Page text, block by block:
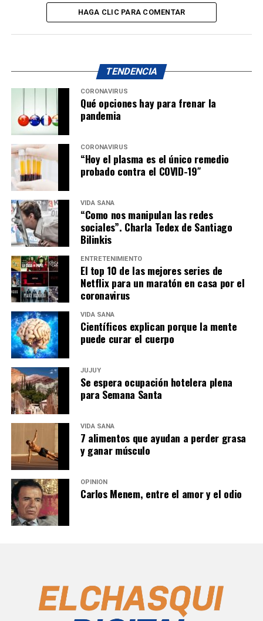
HAGA CLIC PARA COMENTAR
TENDENCIA
CORONAVIRUS
Qué opciones hay para frenar la
pandemia
CORONAVIRUS
“Hoy el plasma es el único remedio
probado contra el COVID-19″
VIDA SANA
“Como nos manipulan las redes
sociales”. Charla Tedex de Santiago
Bilinkis
ENTRETENIMIENTO
El top 10 de las mejores series de
Netflix para un maratón en casa por el
coronavirus
VIDA SANA
Científicos explican porque la mente
puede curar el cuerpo
JUJUY
Se espera ocupación hotelera plena
para Semana Santa
VIDA SANA
7 alimentos que ayudan a perder grasa
y ganar músculo
OPINIÓN
Carlos Menem, entre el amor y el odio